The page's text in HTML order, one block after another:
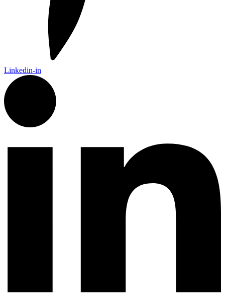
Linkedin-in